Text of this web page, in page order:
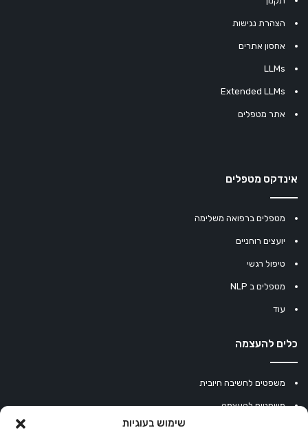
שימוש בעוגיות
הצהרת נגישות
אחסון אתרים
LLMs
Extended LLMs
אתר מטפלים
אינדקס מטפלים
מטפלים ברפואה משלימה
יועצים רוחניים
טיפול רגשי
מטפלים ב NLP
עוד
כלים להעצמה
משפטים לחשיבה חיובית
משפטים להעצמה